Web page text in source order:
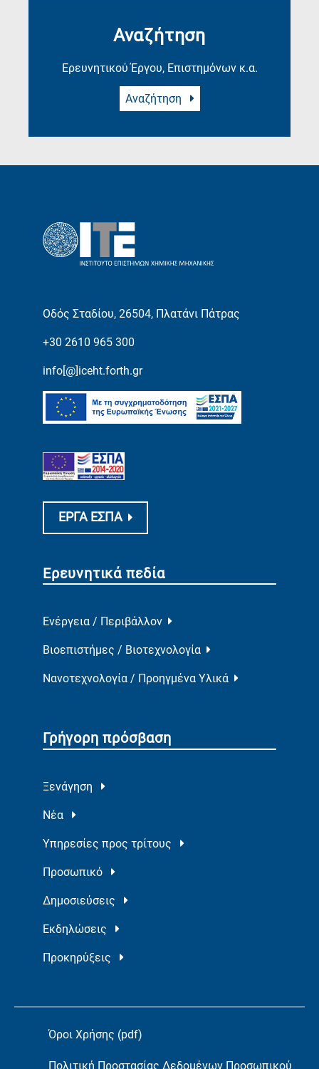
Αναζήτηση
Ερευνητικού Έργου, Επιστημόνων κ.α.
Αναζήτηση
Οδός Σταδίου, 26504, Πλατάνι Πάτρας
+30 2610 965 300
info[@]iceht.forth.gr
ΕΡΓΑ ΕΣΠΑ
Ερευνητικά πεδία
Ενέργεια / Περιβάλλον
Βιοεπιστήμες / Βιοτεχνολογία
Νανοτεχνολογία / Προηγμένα Υλικά
Γρήγορη πρόσβαση
Ξενάγηση
Νέα
Υπηρεσίες προς τρίτους
Προσωπικό
Δημοσιεύσεις
Εκδηλώσεις
Προκηρύξεις
Όροι Χρήσης (pdf)
Πολιτική Προστασίας Δεδομένων Προσωπικού